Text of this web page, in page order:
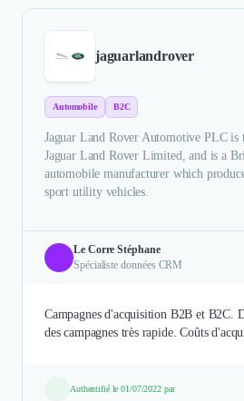
jaguarlandrover
Automobile B2C
Jaguar Land Rover Automotive PLC
Jaguar Land Rover Limited, and is a
automobile manufacturer which
sport utility vehicles.
Le Corre Stéphane
Spécialiste données CRM
Campagnes d'acquisition B2B et B2C.
des campagnes très rapide. Coûts
Authentifié le 01/07/2022 par